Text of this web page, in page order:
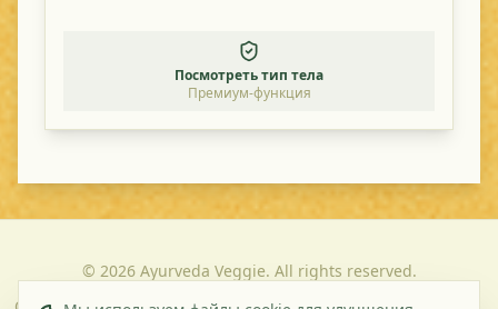
Посмотреть тип тела
Премиум-функция
© 2026Ayurveda Veggie. All rights reserved.